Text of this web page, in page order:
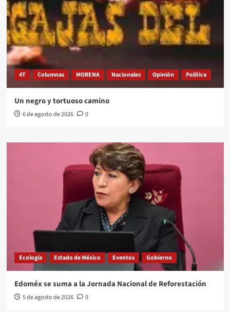
4T Columnas MORENA Nacionales Opinión Política
Un negro y tortuoso camino
6 de agosto de 2026 0
Ecología Estado de México Eventos Gobierno
Edoméx se suma a la Jornada Nacional de Reforestación
5 de agosto de 2026 0